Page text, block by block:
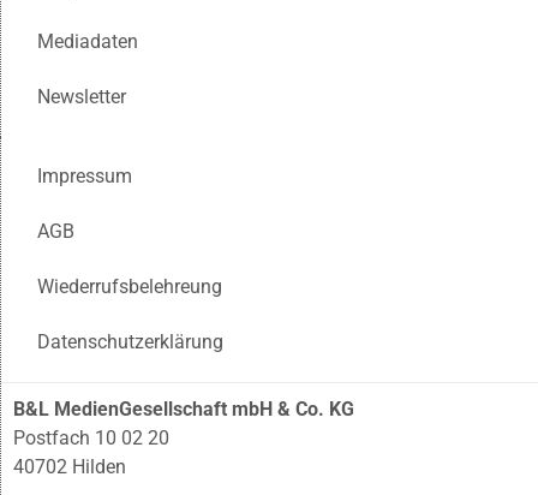
Mediadaten
Newsletter
Impressum
AGB
Wiederrufsbelehreung
Datenschutzerklärung
B&L MedienGesellschaft mbH & Co. KG
Postfach 10 02 20
40702 Hilden